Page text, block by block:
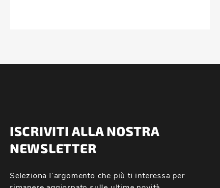
ISCRIVITI ALLA NOSTRA
NEWSLETTER
Seleziona l’argomento che più ti interessa per